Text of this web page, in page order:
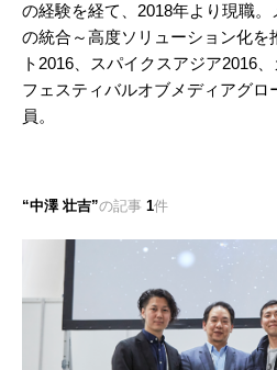
の経験を経て、2018年より現職
の統合～高度ソリューション化を
ト2016、スパイクスアジア2016
フェスティバルオブメディアグロ
員。
中澤 壮吉 の記事 1件